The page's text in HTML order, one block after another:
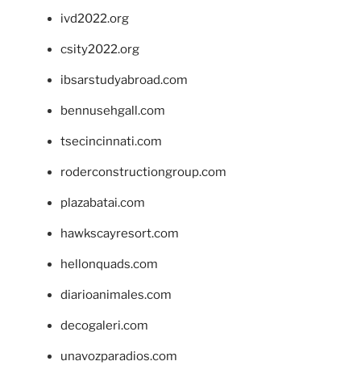
ivd2022.org
csity2022.org
ibsarstudyabroad.com
bennusehgall.com
tsecincinnati.com
roderconstructiongroup.com
plazabatai.com
hawkscayresort.com
hellonquads.com
diarioanimales.com
decogaleri.com
unavozparadios.com